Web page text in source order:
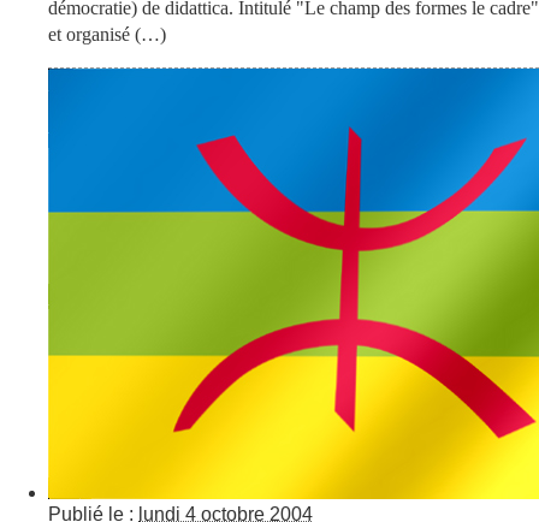
démocratie) de didattica. Intitulé "Le champ des formes le cadre"
et organisé (…)
Publié le : lundi 4 octobre 2004